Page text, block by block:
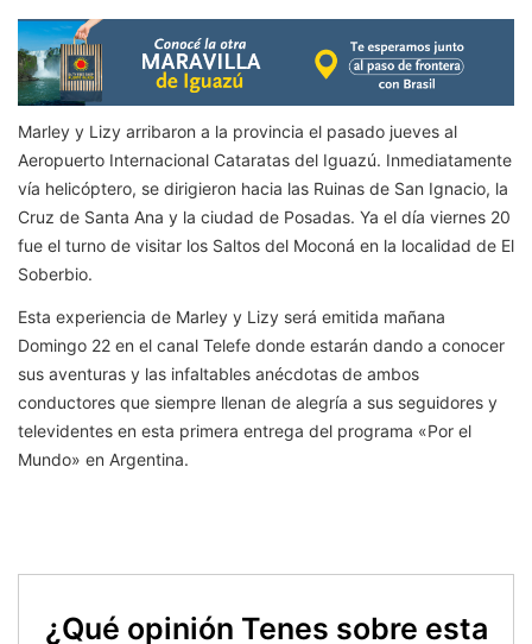
Marley y Lizy arribaron a la provincia el pasado jueves al
Aeropuerto Internacional Cataratas del Iguazú. Inmediatamente
vía helicóptero, se dirigieron hacia las Ruinas de San Ignacio, la
Cruz de Santa Ana y la ciudad de Posadas. Ya el día viernes 20
fue el turno de visitar los Saltos del Moconá en la localidad de El
Soberbio.
Esta experiencia de Marley y Lizy será emitida mañana
Domingo 22 en el canal Telefe donde estarán dando a conocer
sus aventuras y las infaltables anécdotas de ambos
conductores que siempre llenan de alegría a sus seguidores y
televidentes en esta primera entrega del programa «Por el
Mundo» en Argentina.
¿Qué opinión Tenes sobre esta